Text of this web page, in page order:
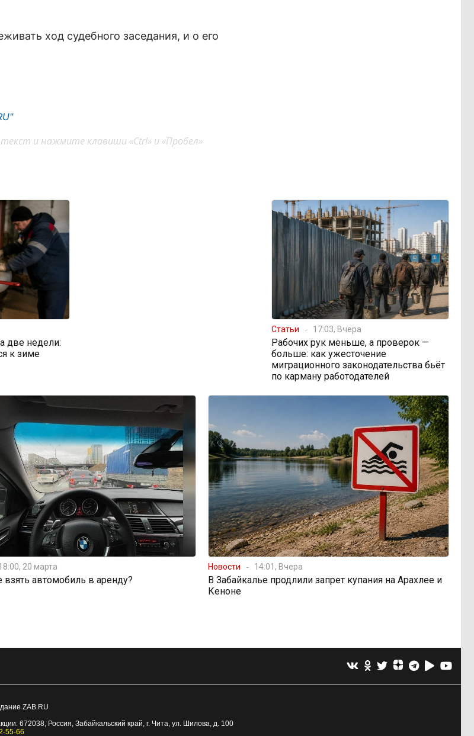
ход судебного заседания, и о его
и нажмите клавиши «Ctrl» и «Пробел»
две недели:
к зиме
Статьи 17:03, Вчера
Рабочих рук меньше, а проверок —
больше: как ужесточение
миграционного законодательства бьёт
по карману работодателей
20 марта
взять автомобиль в аренду?
Новости 14:01, Вчера
В Забайкалье продлили запрет купания на Арахлее и
Кеноне
ZAB.RU
672038, Россия, Забайкальский край, г. Чита, ул. Шилова, д. 100
55-66